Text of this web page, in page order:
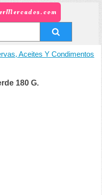
Aceites Y Condimentos
180 G.